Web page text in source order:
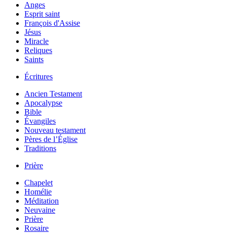
Anges
Esprit saint
François d'Assise
Jésus
Miracle
Reliques
Saints
Écritures
Ancien Testament
Apocalypse
Bible
Évangiles
Nouveau testament
Pères de l’Église
Traditions
Prière
Chapelet
Homélie
Méditation
Neuvaine
Prière
Rosaire